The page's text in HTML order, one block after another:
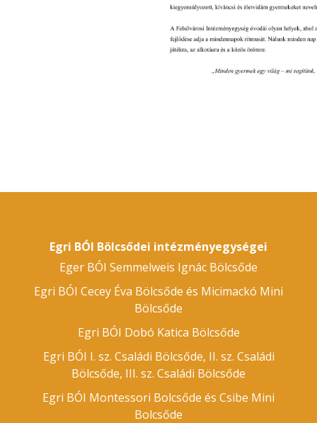
Egri BÓI Bölcsődei intézményegységei
Eger BÓI Semmelweis Ignác Bölcsőde
Egri BÓI Cecey Éva Bölcsőde és Micimackó Mini
Bölcsőde
Egri BÓI Dobó Katica Bölcsőde
Egri BÓI I. sz. Családi Bölcsőde, II. sz. Családi
Bölcsőde, III. sz. Családi Bölcsőde
Egri BÓI Montessori Bolcsőde és Csibe Mini
Bolcsőde